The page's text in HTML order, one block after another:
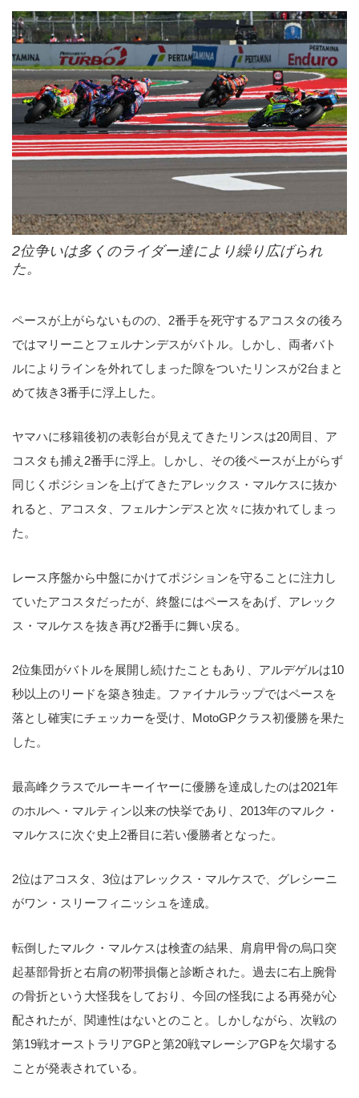
2位争いは多くのライダー達により繰り広げられ
た。
ペースが上がらないものの、2番手を死守するアコスタの後ろ
ではマリーニとフェルナンデスがバトル。しかし、両者バト
ルによりラインを外れてしまった隙をついたリンスが2台まと
めて抜き3番手に浮上した。
ヤマハに移籍後初の表彰台が見えてきたリンスは20周目、ア
コスタも捕え2番手に浮上。しかし、その後ペースが上がらず
同じくポジションを上げてきたアレックス・マルケスに抜か
れると、アコスタ、フェルナンデスと次々に抜かれてしまっ
た。
レース序盤から中盤にかけてポジションを守ることに注力し
ていたアコスタだったが、終盤にはペースをあげ、アレック
ス・マルケスを抜き再び2番手に舞い戻る。
2位集団がバトルを展開し続けたこともあり、アルデゲルは10
秒以上のリードを築き独走。ファイナルラップではペースを
落とし確実にチェッカーを受け、MotoGPクラス初優勝を果た
した。
最高峰クラスでルーキーイヤーに優勝を達成したのは2021年
のホルヘ・マルティン以来の快挙であり、2013年のマルク・
マルケスに次ぐ史上2番目に若い優勝者となった。
2位はアコスタ、3位はアレックス・マルケスで、グレシーニ
がワン・スリーフィニッシュを達成。
転倒したマルク・マルケスは検査の結果、肩肩甲骨の烏口突
起基部骨折と右肩の靭帯損傷と診断された。過去に右上腕骨
の骨折という大怪我をしており、今回の怪我による再発が心
配されたが、関連性はないとのこと。しかしながら、次戦の
第19戦オーストラリアGPと第20戦マレーシアGPを欠場する
ことが発表されている。